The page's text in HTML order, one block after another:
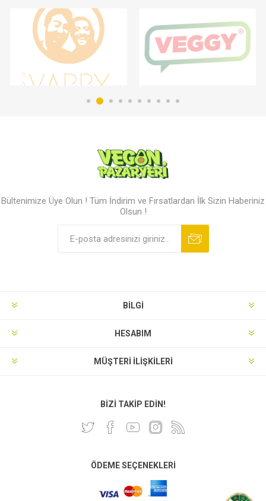
Bültenimize Üye Olun ! Tüm İndirim ve Fırsatlardan İlk Sizin Haberiniz
Olsun !
BILGI
HESABIM
MÜŞTERI İLIŞKILERI
BIZI TAKIP EDIN!
ÖDEME SEÇENEKLERI